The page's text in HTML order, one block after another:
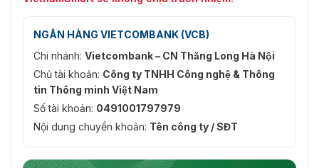
NGÂN HÀNG VIETCOMBANK (VCB)
Chi nhánh: Vietcombank – CN Thăng Long Hà Nội
Chủ tài khoản: Công ty TNHH Công nghệ & Thông
tin Thông minh Việt Nam
Số tài khoản: 0491001797979
Nội dung chuyển khoản: Tên công ty / SĐT